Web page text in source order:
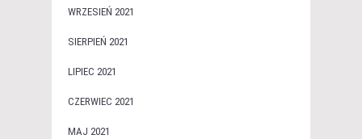
WRZESIEŃ 2021
SIERPIEŃ 2021
LIPIEC 2021
CZERWIEC 2021
MAJ 2021